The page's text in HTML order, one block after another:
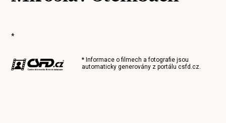
*
* Informace o filmech a fotografie jsou
automaticky generovány z portálucsfd.cz.